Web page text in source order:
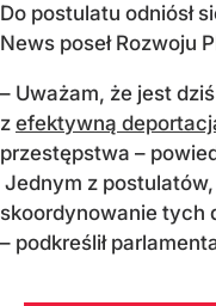
Do postulatu odniósł
News poseł Rozwoju
– Uważam, że jest
z efektywną
przestępstwa –
Jednym z
skoordynowanie tych
– podkreślił